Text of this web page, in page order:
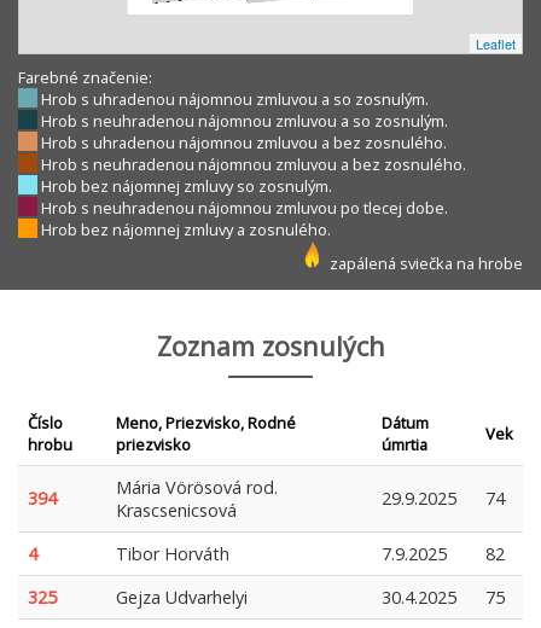
Leaflet
Farebné značenie:
Hrob s uhradenou nájomnou zmluvou a so zosnulým.
Hrob s neuhradenou nájomnou zmluvou a so zosnulým.
Hrob s uhradenou nájomnou zmluvou a bez zosnulého.
Hrob s neuhradenou nájomnou zmluvou a bez zosnulého.
Hrob bez nájomnej zmluvy so zosnulým.
Hrob s neuhradenou nájomnou zmluvou po tlecej dobe.
Hrob bez nájomnej zmluvy a zosnulého.
zapálená sviečka na hrobe
Zoznam zosnulých
Číslo
hrobu
Meno, Priezvisko, Rodné
priezvisko
Dátum
úmrtia
Vek
394
Mária Vörösová rod.
Krascsenicsová
29.9.2025 74
4 Tibor Horváth 7.9.2025
82
325
Gejza Udvarhelyi 30.4.2025 75